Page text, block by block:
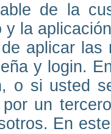
de la
la
aplicar
y login.
o si usted
un
En